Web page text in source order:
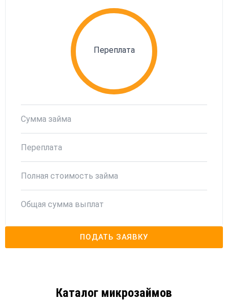
Сумма займа
Переплата
Полная стоимость займа
Общая сумма выплат
Переплата
ПОДАТЬ ЗАЯВКУ
Каталог микрозаймов